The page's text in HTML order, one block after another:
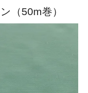
（50m巻）